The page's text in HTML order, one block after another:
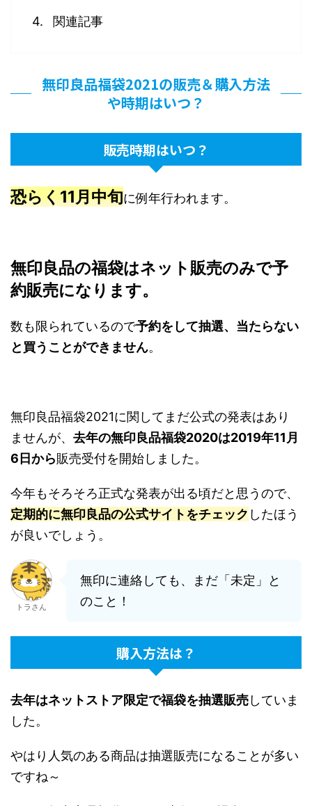
関連記事
無印良品福袋2021の販売＆購入方法
や時期はいつ？
販売時期はいつ？
恐らく11月中旬に例年行われます。
無印良品の福袋はネット販売のみで予
約販売になります。
数も限られているので予約をして抽選、当たらない
と買うことができません。
無印良品福袋2021に関してまだ公式の発表はあり
ませんが、 去年の無印良品福袋2020は2019年11月
6日から販売受付を開始しました。
今年もそろそろ正式な発表が出る頃だと思うので、
定期的に無印良品の公式サイトをチェック したほう
が良いでしょう。
トラさん
無印に連絡しても、まだ「未定」と
のこと！
購入方法は？
去年はネットストア限定で福袋を抽選販売していま
した。
やはり人気のある商品は抽選販売になることが多い
ですね～